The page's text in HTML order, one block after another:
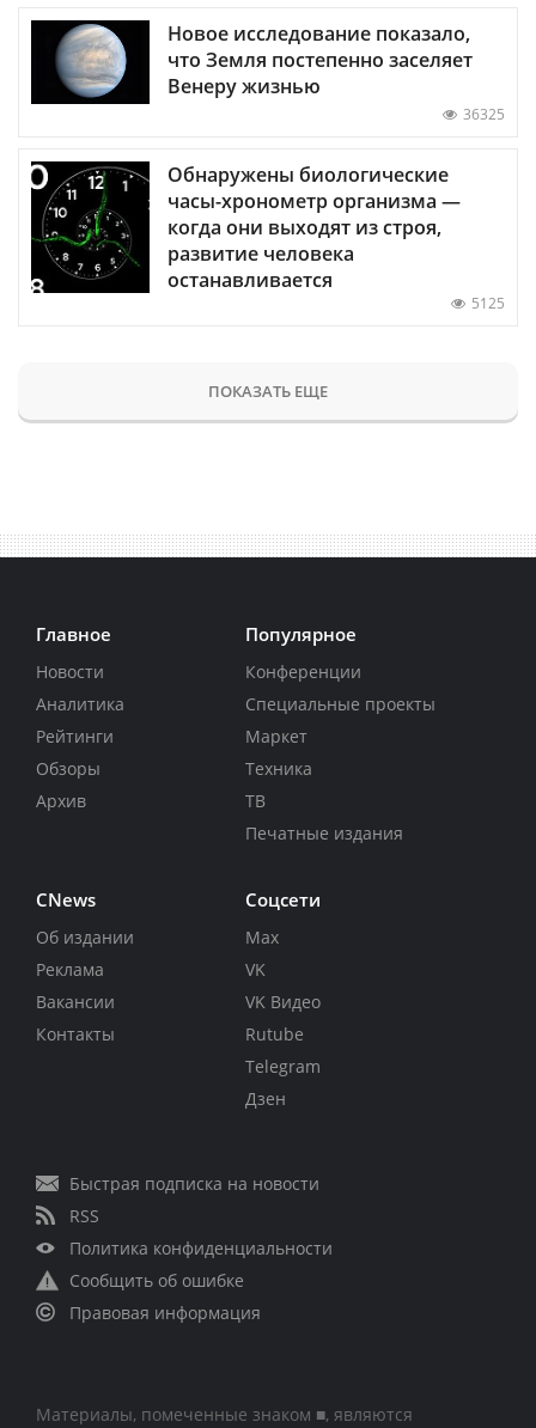
Новое исследование показало,
что Земля постепенно заселяет
Венеру жизнью
36325
Обнаружены биологические
часы-хронометр организма —
когда они выходят из строя,
развитие человека
останавливается
5125
ПОКАЗАТЬ ЕЩЕ
Главное
Новости
Аналитика
Рейтинги
Обзоры
Архив
Популярное
Конференции
Специальные проекты
Маркет
Техника
ТВ
Печатные издания
CNews
Об издании
Реклама
Вакансии
Контакты
Соцсети
Max
VK
VK Видео
Rutube
Telegram
Дзен
Быстрая подписка на новости
RSS
Политика конфиденциальности
Сообщить об ошибке
Правовая информация
Материалы, помеченные знаком ■, являются